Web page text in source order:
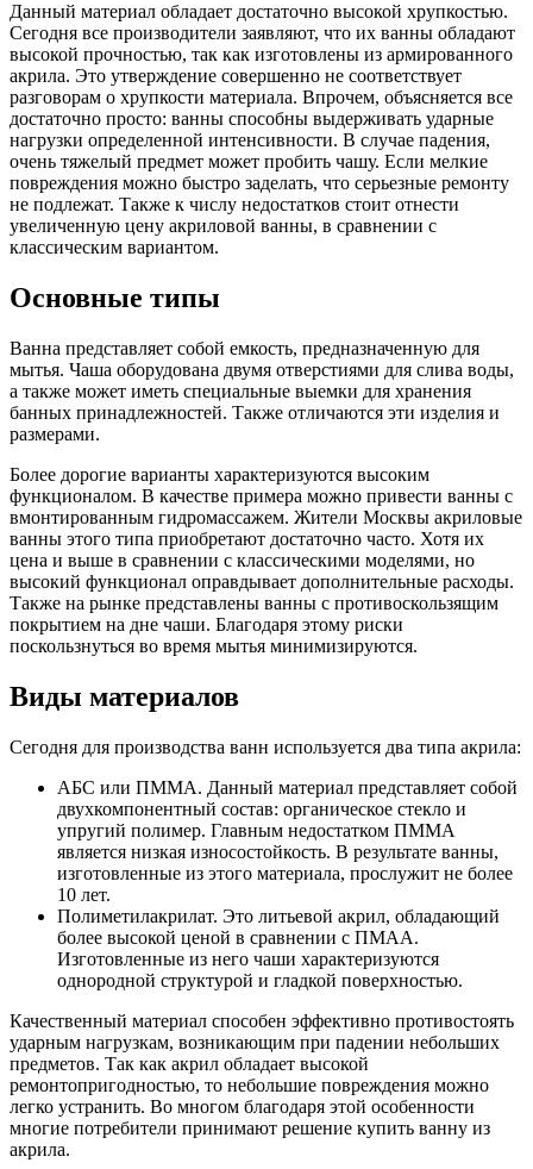
Данный материал обладает достаточно высокой хрупкостью.
Сегодня все производители заявляют, что их ванны обладают
высокой прочностью, так как изготовлены из армированного
акрила. Это утверждение совершенно не соответствует
разговорам о хрупкости материала. Впрочем, объясняется все
достаточно просто: ванны способны выдерживать ударные
нагрузки определенной интенсивности. В случае падения,
очень тяжелый предмет может пробить чашу. Если мелкие
повреждения можно быстро заделать, что серьезные ремонту
не подлежат. Также к числу недостатков стоит отнести
увеличенную цену акриловой ванны, в сравнении с
классическим вариантом.
Основные типы
Ванна представляет собой емкость, предназначенную для
мытья. Чаша оборудована двумя отверстиями для слива воды,
а также может иметь специальные выемки для хранения
банных принадлежностей. Также отличаются эти изделия и
размерами.
Более дорогие варианты характеризуются высоким
функционалом. В качестве примера можно привести ванны с
вмонтированным гидромассажем. Жители Москвы акриловые
ванны этого типа приобретают достаточно часто. Хотя их
цена и выше в сравнении с классическими моделями, но
высокий функционал оправдывает дополнительные расходы.
Также на рынке представлены ванны с противоскользящим
покрытием на дне чаши. Благодаря этому риски
поскользнуться во время мытья минимизируются.
Виды материалов
Сегодня для производства ванн используется два типа акрила:
АБС или ПММА. Данный материал представляет собой
двухкомпонентный состав: органическое стекло и
упругий полимер. Главным недостатком ПММА
является низкая износостойкость. В результате ванны,
изготовленные из этого материала, прослужит не более
10 лет.
Полиметилакрилат. Это литьевой акрил, обладающий
более высокой ценой в сравнении с ПМАА.
Изготовленные из него чаши характеризуются
однородной структурой и гладкой поверхностью.
Качественный материал способен эффективно противостоять
ударным нагрузкам, возникающим при падении небольших
предметов. Так как акрил обладает высокой
ремонтопригодностью, то небольшие повреждения можно
легко устранить. Во многом благодаря этой особенности
многие потребители принимают решение купить ванну из
акрила.